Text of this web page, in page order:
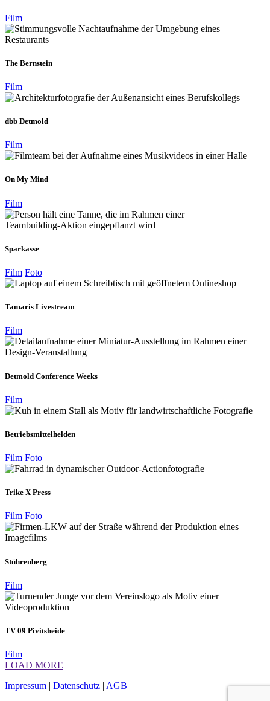
Film
The Bernstein
Film
dbb Detmold
Film
On My Mind
Film
Sparkasse
Film Foto
Tamaris Livestream
Film
Detmold Conference Weeks
Film
Betriebsmittelhelden
Film Foto
Trike X Press
Film Foto
Stührenberg
Film
TV 09 Pivitsheide
Film
LOAD MORE
Impressum | Datenschutz | AGB